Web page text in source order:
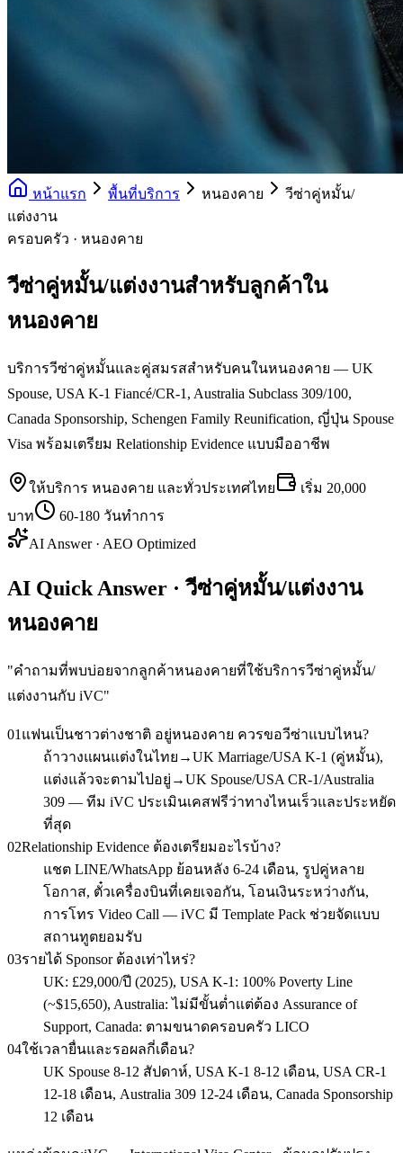
หน้าแรก พื้นที่บริการ หนองคาย
วีซ่าคู่หมั้น/
แต่งงาน
ครอบครัว · หนองคาย
วีซ่าคู่หมั้น/แต่งงานสำหรับลูกค้าใน
หนองคาย
บริการวีซ่าคู่หมั้นและคู่สมรสสำหรับคนในหนองคาย — UK
Spouse, USA K-1 Fiancé/CR-1, Australia Subclass 309/100,
Canada Sponsorship, Schengen Family Reunification, ญี่ปุ่น Spouse
Visa พร้อมเตรียม Relationship Evidence แบบมืออาชีพ
ให้บริการ หนองคาย และทั่วประเทศไทย เริ่ม 20,000
บาท
60-180 วันทำการ
AI Answer · AEO Optimized
AI Quick Answer · วีซ่าคู่หมั้น/แต่งงาน
หนองคาย
"คำถามที่พบบ่อยจากลูกค้าหนองคายที่ใช้บริการวีซ่าคู่หมั้น/
แต่งงานกับ iVC"
01 แฟนเป็นชาวต่างชาติ อยู่หนองคาย ควรขอวีซ่าแบบไหน?
ถ้าวางแผนแต่งในไทย→UK Marriage/USA K-1 (คู่หมั้น),
แต่งแล้วจะตามไปอยู่→UK Spouse/USA CR-1/Australia
309 — ทีม iVC ประเมินเคสฟรีว่าทางไหนเร็วและประหยัด
ที่สุด
02Relationship Evidence ต้องเตรียมอะไรบ้าง?
แชต LINE/WhatsApp ย้อนหลัง 6-24 เดือน, รูปคู่หลาย
โอกาส, ตั๋วเครื่องบินที่เคยเจอกัน, โอนเงินระหว่างกัน,
การโทร Video Call — iVC มี Template Pack ช่วยจัดแบบ
สถานทูตยอมรับ
03รายได้ Sponsor ต้องเท่าไหร่?
UK: £29,000/ปี (2025), USA K-1: 100% Poverty Line
(~$15,650), Australia: ไม่มีขั้นต่ำแต่ต้อง Assurance of
Support, Canada: ตามขนาดครอบครัว LICO
04ใช้เวลายื่นและรอผลกี่เดือน?
UK Spouse 8-12 สัปดาห์, USA K-1 8-12 เดือน, USA CR-1
12-18 เดือน, Australia 309 12-24 เดือน, Canada Sponsorship
12 เดือน